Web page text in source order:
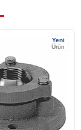
Yeni
Ürün